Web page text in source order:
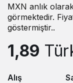
MXN anlık
görmektedir.
göstermiştir..
1,89
Alış